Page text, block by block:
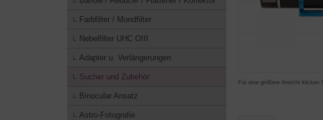
Für eine größere Ansicht klicken
Farbfilter / Mondfilter
Nebelfilter UHC OIII
Adapter u. Verlängerungen
Sucher und Zubehör
Binocular Ansatz
Astro-Fotografie